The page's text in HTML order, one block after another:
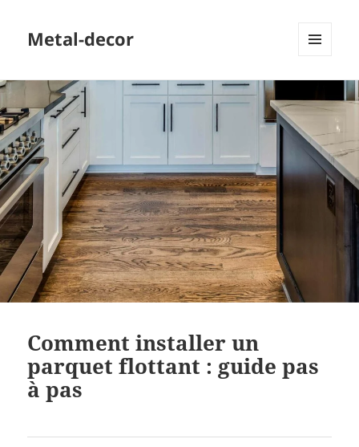
Metal-decor
Comment installer un
parquet flottant : guide pas
à pas